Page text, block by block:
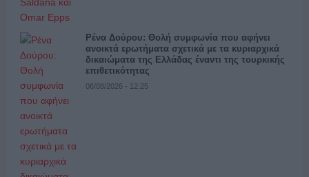
Ρένα Δούρου: Θολή συμφωνία που αφήνει
ανοικτά ερωτήματα σχετικά με τα κυριαρχικά
δικαιώματα της Ελλάδας έναντι της τουρκικής
επιθετικότητας
06/08/2026 - 12:25